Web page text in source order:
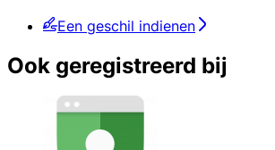
Een geschil indienen
Ook geregistreerd bij